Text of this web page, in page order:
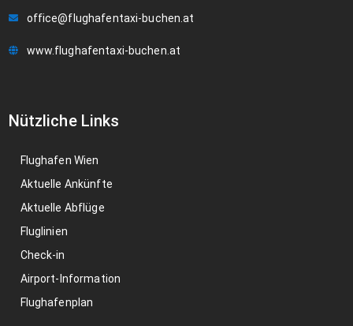
office@flughafentaxi-buchen.at
www.flughafentaxi-buchen.at
Nützliche Links
Flughafen Wien
Aktuelle Ankünfte
Aktuelle Abflüge
Fluglinien
Check-in
Airport-Information
Flughafenplan